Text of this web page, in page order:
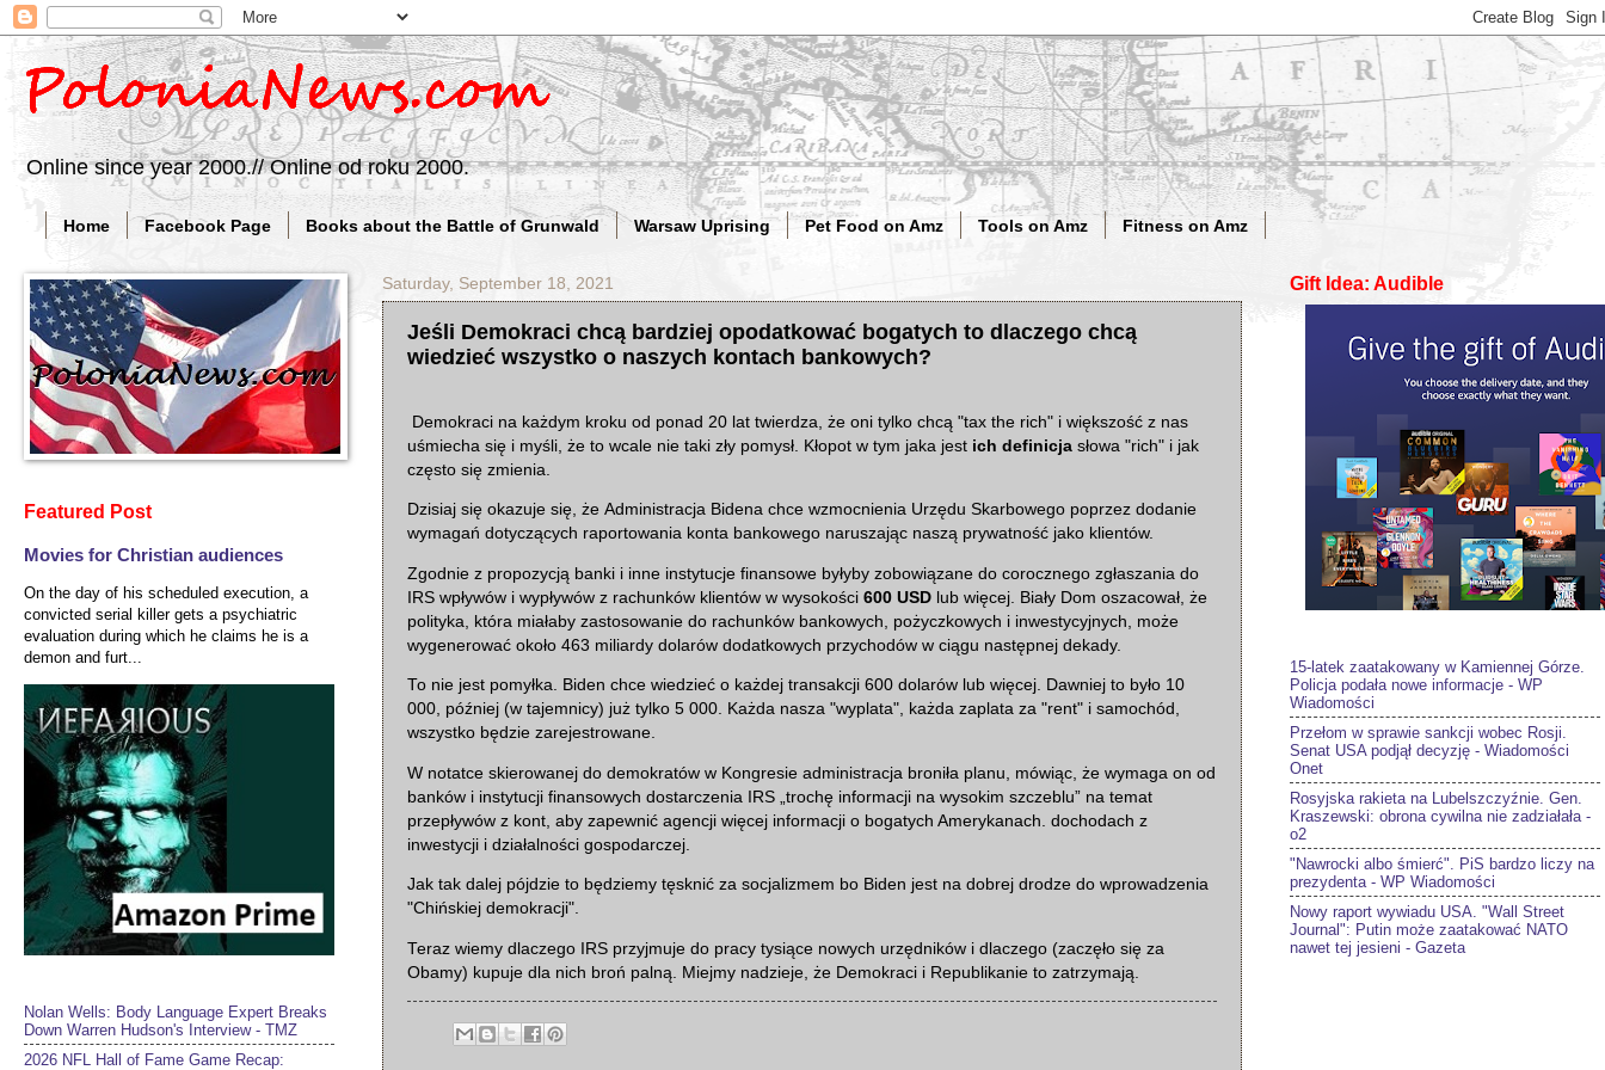
Online since year 2000.// Online od roku 2000.
Home Facebook Page Books about the Battle of Grunwald Warsaw Uprising Pet Food on Amz Tools on Amz Fitness on Amz
Saturday, September 18, 2021
Jeśli Demokraci chcą bardziej opodatkować bogatych to dlaczego chcą
wiedzieć wszystko o naszych kontach bankowych?
Demokraci na każdym kroku od ponad 20 lat twierdza, że oni tylko chcą "tax the rich" i większość z nas
uśmiecha się i myśli, że to wcale nie taki zły pomysł. Kłopot w tym jaka jest ich definicja słowa "rich" i jak
często się zmienia.
Dzisiaj się okazuje się, że Administracja Bidena chce wzmocnienia Urzędu Skarbowego poprzez dodanie
wymagań dotyczących raportowania konta bankowego naruszając naszą prywatność jako klientów.
Zgodnie z propozycją banki i inne instytucje finansowe byłyby zobowiązane do corocznego zgłaszania do
IRS wpływów i wypływów z rachunków klientów w wysokości 600 USD lub więcej. Biały Dom oszacował, że
polityka, która miałaby zastosowanie do rachunków bankowych, pożyczkowych i inwestycyjnych, może
wygenerować około 463 miliardy dolarów dodatkowych przychodów w ciągu następnej dekady.
To nie jest pomyłka. Biden chce wiedzieć o każdej transakcji 600 dolarów lub więcej. Dawniej to było 10
000, później (w tajemnicy) już tylko 5 000. Każda nasza "wyplata", każda zaplata za "rent" i samochód,
wszystko będzie zarejestrowane.
W notatce skierowanej do demokratów w Kongresie administracja broniła planu, mówiąc, że wymaga on od
banków i instytucji finansowych dostarczenia IRS „trochę informacji na wysokim szczeblu” na temat
przepływów z kont, aby zapewnić agencji więcej informacji o bogatych Amerykanach. dochodach z
inwestycji i działalności gospodarczej.
Jak tak dalej pójdzie to będziemy tęsknić za socjalizmem bo Biden jest na dobrej drodze do wprowadzenia
"Chińskiej demokracji".
Teraz wiemy dlaczego IRS przyjmuje do pracy tysiące nowych urzędników i dlaczego (zaczęło się za
Obamy) kupuje dla nich broń palną. Miejmy nadzieje, że Demokraci i Republikanie to zatrzymają.
Featured Post
Movies for Christian audiences
On the day of his scheduled execution, a
convicted serial killer gets a psychiatric
evaluation during which he claims he is a
demon and furt...
Nolan Wells: Body Language Expert Breaks
Down Warren Hudson's Interview - TMZ
2026 NFL Hall of Fame Game Recap:
Gift Idea: Audible
15-latek zaatakowany w Kamiennej Górze.
Policja podała nowe informacje - WP
Wiadomości
Przełom w sprawie sankcji wobec Rosji.
Senat USA podjął decyzję - Wiadomości
Onet
Rosyjska rakieta na Lubelszczyźnie. Gen.
Kraszewski: obrona cywilna nie zadziałała -
o2
"Nawrocki albo śmierć". PiS bardzo liczy na
prezydenta - WP Wiadomości
Nowy raport wywiadu USA. "Wall Street
Journal": Putin może zaatakować NATO
nawet tej jesieni - Gazeta